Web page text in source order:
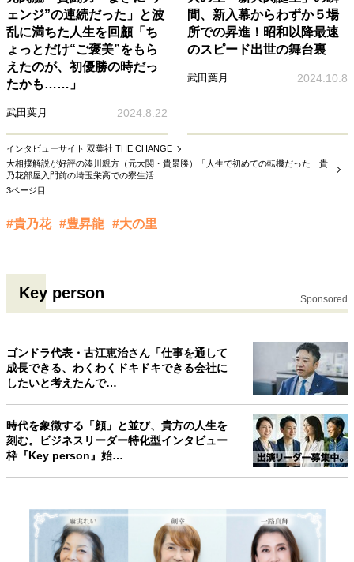
ェンジ”の連続だった」と波
乱に満ちた人生を回顧「ち
ょっとだけ“ご褒美”をもら
えたのが、初優勝の時だっ
たかも……」
武田葉月 2024.8.22
間、新入幕からわずか５場
所での昇進！昭和以降最速
のスピード出世の舞台裏
武田葉月 2024.10.8
インタビューサイト 双葉社 THE CHANGE
大相撲解説が好評の湊川親方（元大関・貴景勝）「人生で初めての転機だった」貴
乃花部屋入門前の埼玉栄高での寮生活
3ページ目
#貴乃花 #豊昇龍 #大の里
Key person Sponsored
ゴンドラ代表・古江恵治さん「仕事を通して
成長できる、わくわくドキドキできる会社に
したいと考えたんで…
時代を象徴する「顔」と並び、貴方の人生を
刻む。ビジネスリーダー特化型インタビュー
枠『Key person』始…